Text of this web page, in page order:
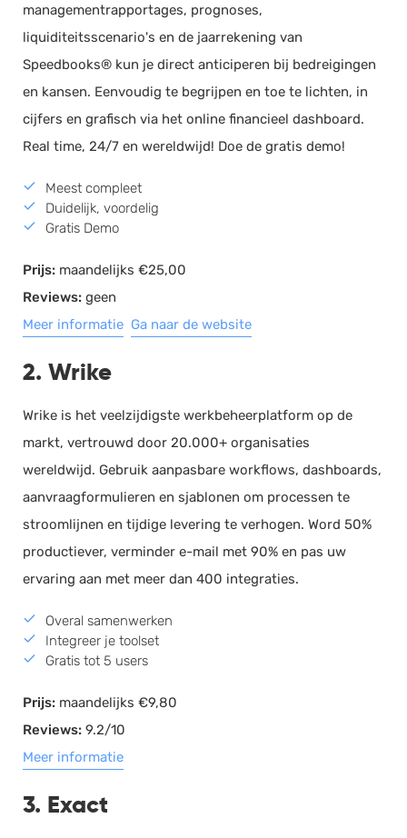
managementrapportages, prognoses,
liquiditeitsscenario's en de jaarrekening van
Speedbooks® kun je direct anticiperen bij bedreigingen
en kansen. Eenvoudig te begrijpen en toe te lichten, in
cijfers en grafisch via het online financieel dashboard.
Real time, 24/7 en wereldwijd! Doe de gratis demo!
Meest compleet
Duidelijk, voordelig
Gratis Demo
Prijs: maandelijks €25,00
Reviews: geen
Meer informatie Ga naar de website
2. Wrike
Wrike is het veelzijdigste werkbeheerplatform op de
markt, vertrouwd door 20.000+ organisaties
wereldwijd. Gebruik aanpasbare workflows, dashboards,
aanvraagformulieren en sjablonen om processen te
stroomlijnen en tijdige levering te verhogen. Word 50%
productiever, verminder e-mail met 90% en pas uw
ervaring aan met meer dan 400 integraties.
Overal samenwerken
Integreer je toolset
Gratis tot 5 users
Prijs: maandelijks €9,80
Reviews: 9.2/10
Meer informatie
3. Exact